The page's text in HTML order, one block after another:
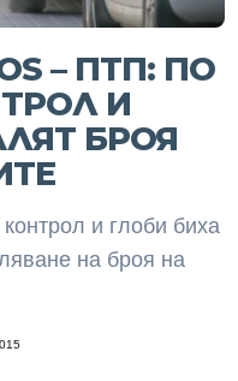
– ПТП: ПО
И
БРОЯ
и глоби биха
на броя на